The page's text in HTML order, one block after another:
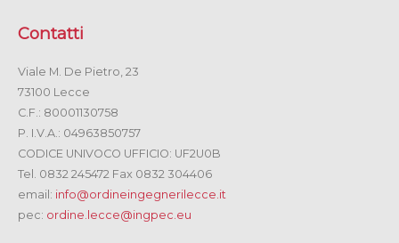
Contatti
Viale M. De Pietro, 23
73100 Lecce
C.F.: 80001130758
P. I.V.A.: 04963850757
CODICE UNIVOCO UFFICIO: UF2U0B
Tel. 0832 245472 Fax 0832 304406
email: info@ordineingegnerilecce.it
pec: ordine.lecce@ingpec.eu